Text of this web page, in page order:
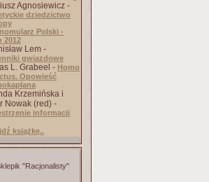
Agnosiewicz -
dziedzictwo
Polski -
2012
Lem -
gwiazdowe
L. Grabeel - Homo
Opowieść
Krzemińska i
Nowak (red) -
informacji
książkę..
"Racjonalisty"